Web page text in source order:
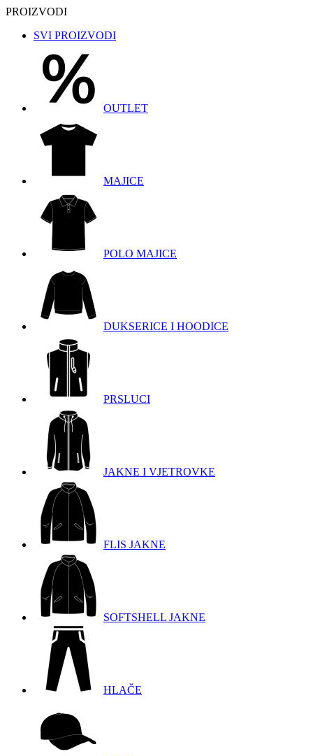
PROIZVODI
SVI PROIZVODI
OUTLET
MAJICE
POLO MAJICE
DUKSERICE I HOODICE
PRSLUCI
JAKNE I VJETROVKE
FLIS JAKNE
SOFTSHELL JAKNE
HLAČE